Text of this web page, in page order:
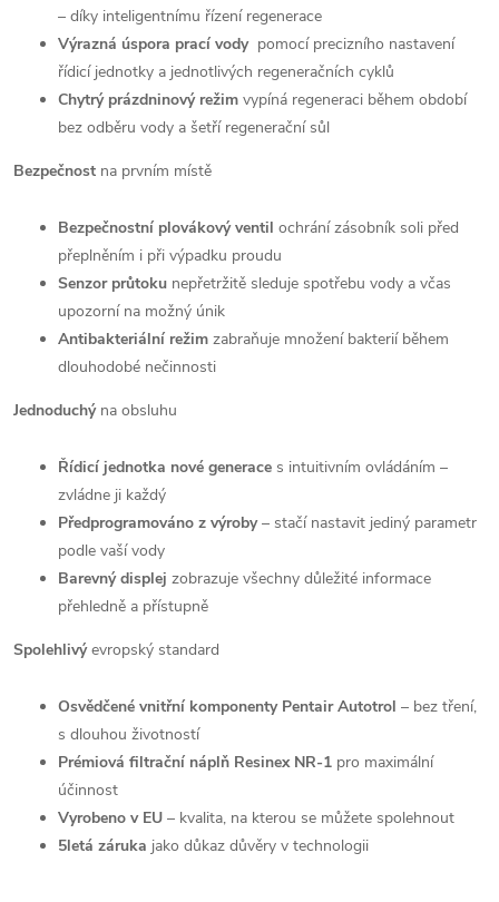
– díky inteligentnímu řízení regenerace
Výrazná úspora prací vodypomocí precizního nastavení
řídicí jednotky a jednotlivých regeneračních cyklů
Chytrý prázdninový režim vypíná regeneraci během období
bez odběru vody a šetří regenerační sůl
Bezpečnost na prvním místě
Bezpečnostní plovákový ventil ochrání zásobník soli před
přeplněním i při výpadku proudu
Senzor průtoku nepřetržitě sleduje spotřebu vody a včas
upozorní na možný únik
Antibakteriální režim zabraňuje množení bakterií během
dlouhodobé nečinnosti
Jednoduchýna obsluhu
Řídicí jednotka nové generace s intuitivním ovládáním –
zvládne ji každý
Předprogramováno z výroby– stačí nastavit jediný parametr
podle vaší vody
Barevný displej zobrazuje všechny důležité informace
přehledně a přístupně
Spolehlivýevropský standard
Osvědčené vnitřní komponenty Pentair Autotrol – bez tření,
s dlouhou životností
Prémiová filtrační náplň Resinex NR-1 pro maximální
účinnost
Vyrobeno v EU – kvalita, na kterou se můžete spolehnout
5letá záruka jako důkaz důvěry v technologii